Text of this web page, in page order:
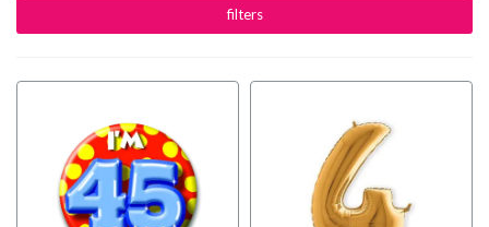
filters